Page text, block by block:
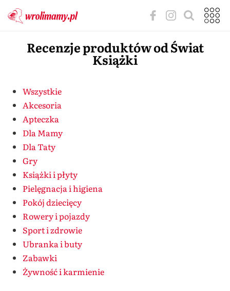
Recenzje produktów od Świat
Książki
Wszystkie
Akcesoria
Apteczka
Dla Mamy
Dla Taty
Gry
Książki i płyty
Pielęgnacja i higiena
Pokój dziecięcy
Rowery i pojazdy
Sport i zdrowie
Ubranka i buty
Zabawki
Żywność i karmienie